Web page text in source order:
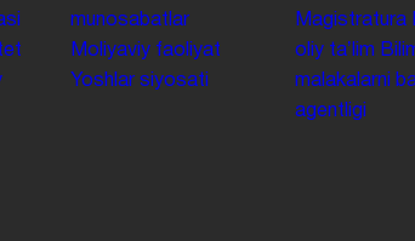
munosabatlar
Moliyaviy faoliyat
Yoshlar siyosati
Magistratura
oliy taʼlim
malakalarni
agentligi